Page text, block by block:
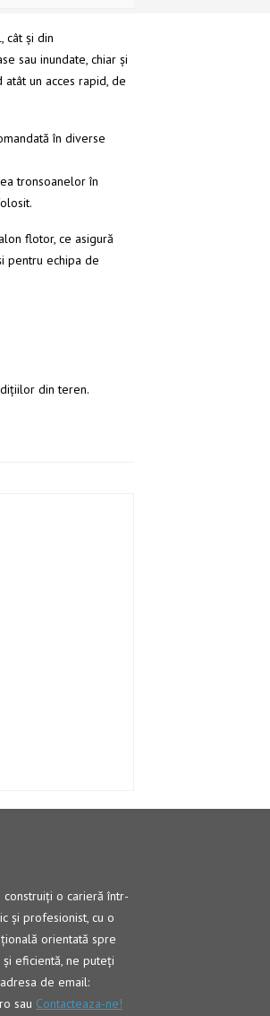
cât și din
sau inundate, chiar și
un acces rapid, de
în diverse
tronsoanelor în
flotor, ce asigură
pentru echipa de
din teren.
construiţi o carieră într-
şi profesionist, cu o
orientată spre
şi eficientă, ne puteți
de email:
sau Contacteaza-ne!